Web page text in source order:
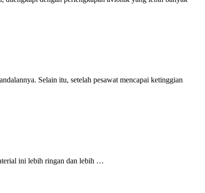
Selain itu, setelah pesawat mencapai ketinggian
ini lebih ringan dan lebih …